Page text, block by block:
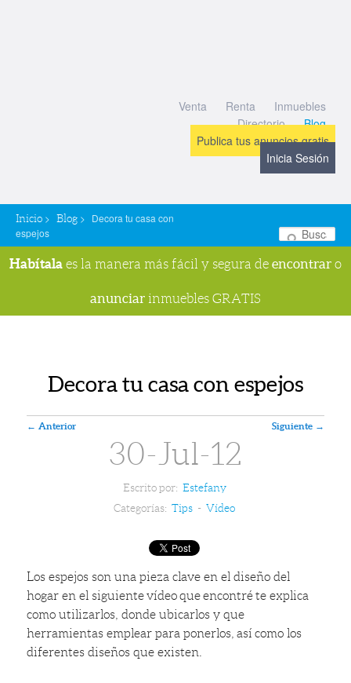
Venta Renta
Inmuebles
Directorio
Blog
Publica tus anuncios gratis
Inicia Sesión
Inicio > Blog > Decora tu casa con
espejos
Habítala es la manera más fácil y segura de encontrar o
anunciar inmuebles GRATIS
Decora tu casa con espejos
Navegador de artículos
← Anterior Siguiente →
30-Jul-12
Escrito por: Estefany
Categorías: Tips - Vídeo
Los espejos son una pieza clave en el diseño del
hogar en el siguiente vídeo que encontré te explica
como utilizarlos, donde ubicarlos y que
herramientas emplear para ponerlos, así como los
diferentes diseños que existen.